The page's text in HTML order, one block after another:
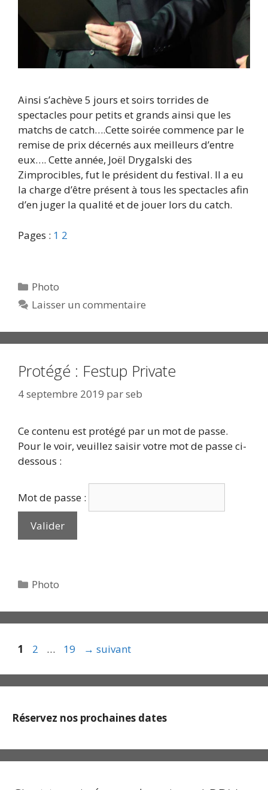
Ainsi s’achève 5 jours et soirs torrides de
spectacles pour petits et grands ainsi que les
matchs de catch….Cette soirée commence par le
remise de prix décernés aux meilleurs d’entre
eux…. Cette année, Joël Drygalski des
Zimprocibles, fut le président du festival. Il a eu
la charge d’être présent à tous les spectacles afin
d’en juger la qualité et de jouer lors du catch.
Pages : 1 2
Catégories
Photo
Laisser un commentaire
Protégé : Festup Private
4 septembre 2019 parseb
Ce contenu est protégé par un mot de passe.
Pour le voir, veuillez saisir votre mot de passe ci-
dessous :
Mot de passe :
Catégories
Photo
Page
1 Page
2 … Page
19 → suivant
Réservez nos prochaines dates